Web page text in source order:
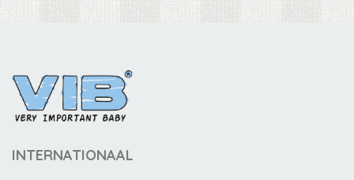
INTERNATIONAAL